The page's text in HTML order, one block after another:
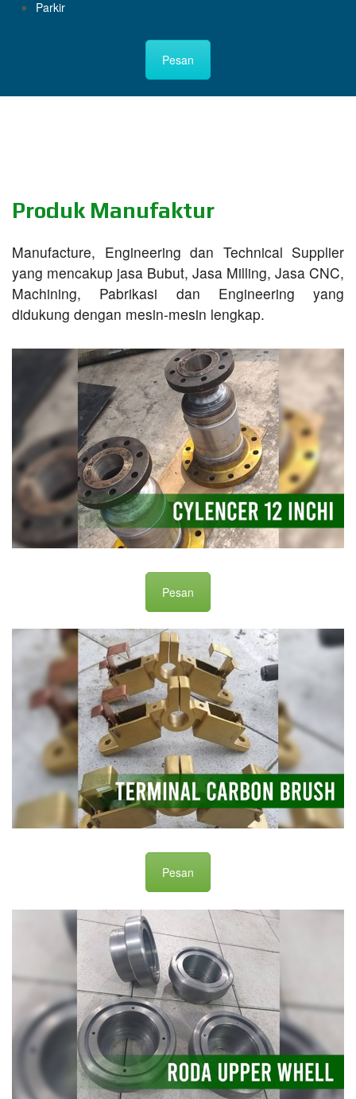
Parkir
Pesan
Produk Manufaktur
Manufacture, Engineering dan Technical Supplier
yang mencakup jasa Bubut, Jasa Milling, Jasa CNC,
Machining, Pabrikasi dan Engineering yang
didukung dengan mesin-mesin lengkap.
Pesan
Pesan